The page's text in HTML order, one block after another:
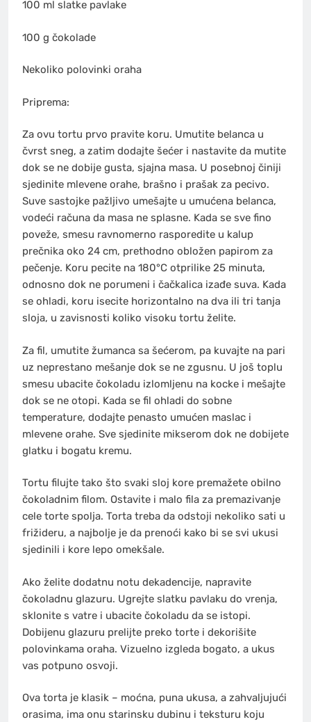
100 ml slatke pavlake
100 g čokolade
Nekoliko polovinki oraha
Priprema:
Za ovu tortu prvo pravite koru. Umutite belanca u
čvrst sneg, a zatim dodajte šećer i nastavite da mutite
dok se ne dobije gusta, sjajna masa. U posebnoj činiji
sjedinite mlevene orahe, brašno i prašak za pecivo.
Suve sastojke pažljivo umešajte u umućena belanca,
vodeći računa da masa ne splasne. Kada se sve fino
poveže, smesu ravnomerno rasporedite u kalup
prečnika oko 24 cm, prethodno obložen papirom za
pečenje. Koru pecite na 180°C otprilike 25 minuta,
odnosno dok ne porumeni i čačkalica izađe suva. Kada
se ohladi, koru isecite horizontalno na dva ili tri tanja
sloja, u zavisnosti koliko visoku tortu želite.
Za fil, umutite žumanca sa šećerom, pa kuvajte na pari
uz neprestano mešanje dok se ne zgusnu. U još toplu
smesu ubacite čokoladu izlomljenu na kocke i mešajte
dok se ne otopi. Kada se fil ohladi do sobne
temperature, dodajte penasto umućen maslac i
mlevene orahe. Sve sjedinite mikserom dok ne dobijete
glatku i bogatu kremu.
Tortu filujte tako što svaki sloj kore premažete obilno
čokoladnim filom. Ostavite i malo fila za premazivanje
cele torte spolja. Torta treba da odstoji nekoliko sati u
frižideru, a najbolje je da prenoći kako bi se svi ukusi
sjedinili i kore lepo omekšale.
Ako želite dodatnu notu dekadencije, napravite
čokoladnu glazuru. Ugrejte slatku pavlaku do vrenja,
sklonite s vatre i ubacite čokoladu da se istopi.
Dobijenu glazuru prelijte preko torte i dekorišite
polovinkama oraha. Vizuelno izgleda bogato, a ukus
vas potpuno osvoji.
Ova torta je klasik – moćna, puna ukusa, a zahvaljujući
orasima, ima onu starinsku dubinu i teksturu koju